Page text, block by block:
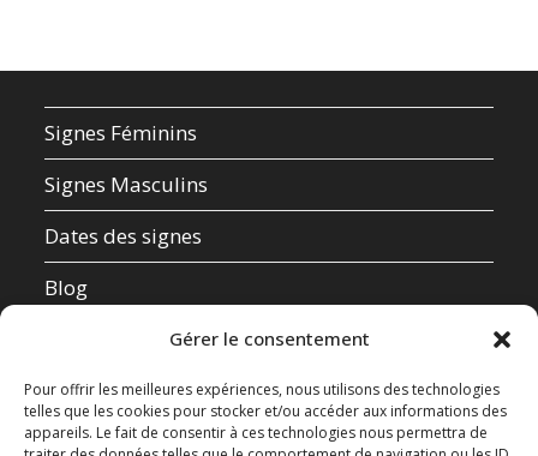
Gérer le consentement
Pour offrir les meilleures expériences, nous utilisons des technologies
telles que les cookies pour stocker et/ou accéder aux informations des
appareils. Le fait de consentir à ces technologies nous permettra de
Signes Féminins
Signes Masculins
Dates des signes
Blog
Mentions Légales
Données Personnelles